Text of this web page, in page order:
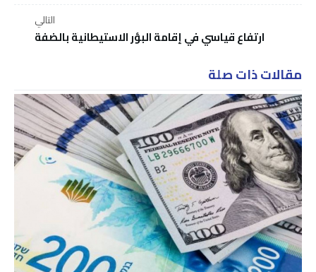
التالي
ارتفاع قياسي في إقامة البؤر الاستيطانية بالضفة
مقالات ذات صلة